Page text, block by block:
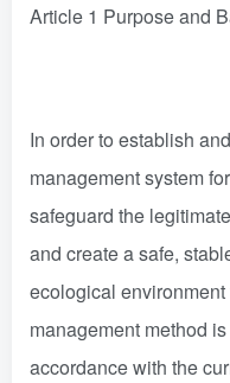
Article 1 Purpose and
In order to establish
management system
safeguard the
and create a safe,
ecological
management method
accordance with the